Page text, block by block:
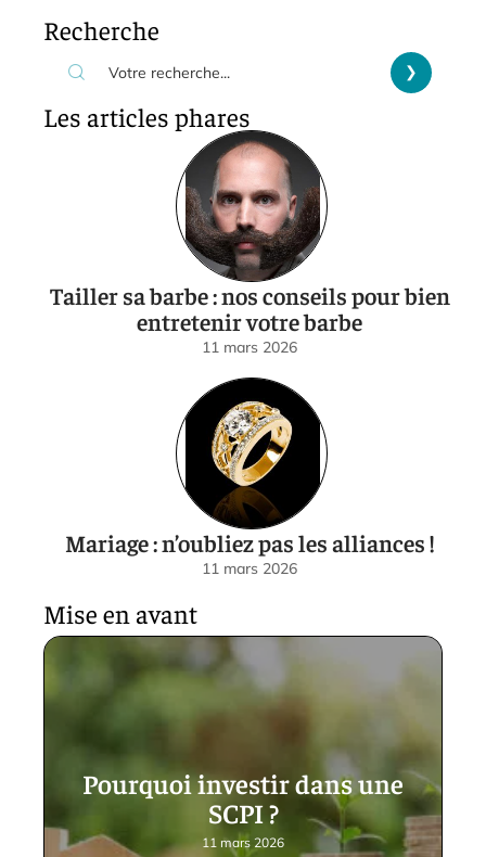
Recherche
Les articles phares
Tailler sa barbe : nos conseils pour bien
entretenir votre barbe
11 mars 2026
Mariage : n’oubliez pas les alliances !
11 mars 2026
Mise en avant
Pourquoi investir dans une
SCPI ?
11 mars 2026